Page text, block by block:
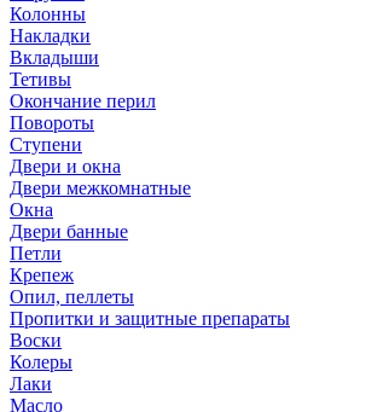
Колонны
Накладки
Вкладыши
Тетивы
Окончание перил
Повороты
Ступени
Двери и окна
Двери межкомнатные
Окна
Двери банные
Петли
Крепеж
Опил, пеллеты
Пропитки и защитные препараты
Воски
Колеры
Лаки
Масло